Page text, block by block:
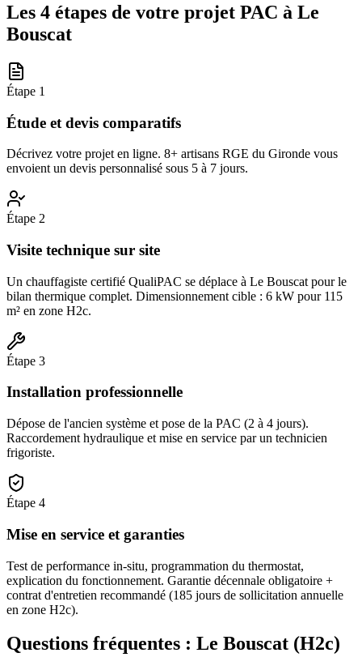
Les 4 étapes de votre projet PAC à Le
Bouscat
Étape 1
Étude et devis comparatifs
Décrivez votre projet en ligne. 8+ artisans RGE du Gironde vous
envoient un devis personnalisé sous 5 à 7 jours.
Étape 2
Visite technique sur site
Un chauffagiste certifié QualiPAC se déplace à Le Bouscat pour le
bilan thermique complet. Dimensionnement cible : 6 kW pour 115
m² en zone H2c.
Étape 3
Installation professionnelle
Dépose de l'ancien système et pose de la PAC (2 à 4 jours).
Raccordement hydraulique et mise en service par un technicien
frigoriste.
Étape 4
Mise en service et garanties
Test de performance in-situ, programmation du thermostat,
explication du fonctionnement. Garantie décennale obligatoire +
contrat d'entretien recommandé (185 jours de sollicitation annuelle
en zone H2c).
Questions fréquentes : Le Bouscat (H2c)